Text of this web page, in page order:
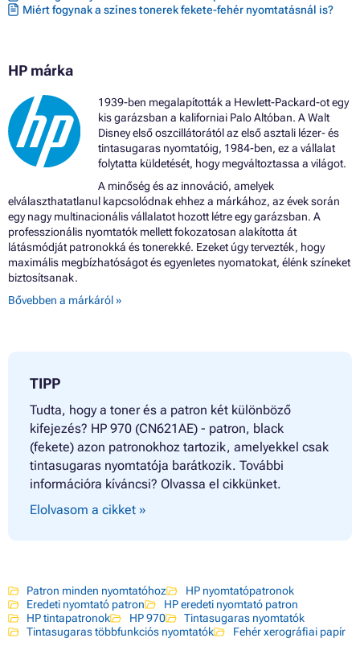
Miért fogynak a színes tonerek fekete-fehér nyomtatásnál is?
HP márka
1939-ben megalapították a Hewlett-Packard-ot egy
kis garázsban a kaliforniai Palo Altóban. A Walt
Disney első oszcillátorától az első asztali lézer- és
tintasugaras nyomtatóig, 1984-ben, ez a vállalat
folytatta küldetését, hogy megváltoztassa a világot.
A minőség és az innováció, amelyek
elválaszthatatlanul kapcsolódnak ehhez a márkához, az évek során
egy nagy multinacionális vállalatot hozott létre egy garázsban. A
professzionális nyomtatók mellett fokozatosan alakította át
látásmódját patronokká és tonerekké. Ezeket úgy tervezték, hogy
maximális megbízhatóságot és egyenletes nyomatokat, élénk színeket
biztosítsanak.
Bővebben a márkáról »
TIPP
Tudta, hogy a toner és a patron két különböző
kifejezés? HP 970 (CN621AE) - patron, black
(fekete) azon patronokhoz tartozik, amelyekkel csak
tintasugaras nyomtatója barátkozik. További
információra kíváncsi? Olvassa el cikkünket.
Elolvasom a cikket »
Patron minden nyomtatóhoz
HP nyomtatópatronok
Eredeti nyomtató patron
HP eredeti nyomtató patron
HP tintapatronok
HP 970
Tintasugaras nyomtatók
Tintasugaras többfunkciós nyomtatók
Fehér xerográfiai papír